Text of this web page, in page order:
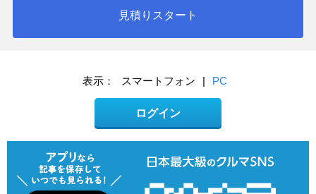
見積りスタート
表示： スマートフォン | PC
ログイン